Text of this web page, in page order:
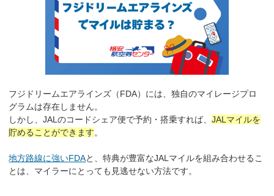
フジドリームエアラインズ（FDA）には、独自のマイレージプロ
グラムは存在しません。
しかし、JALのコードシェア便で予約・搭乗すれば、JALマイルを
貯めることができます。
地方路線に強いFDAと、特典が豊富なJALマイルを組み合わせるこ
とは、マイラーにとっても見逃せない方法です。